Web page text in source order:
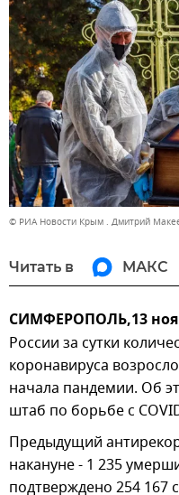
© РИА Новости Крым . Дмитрий
Читать в МАКС
СИМФЕРОПОЛЬ,13
России за сутки
коронавируса
начала пандемии. Об
штаб по борьбе с
Предыдущий
накануне - 1 235
подтверждено 254 167